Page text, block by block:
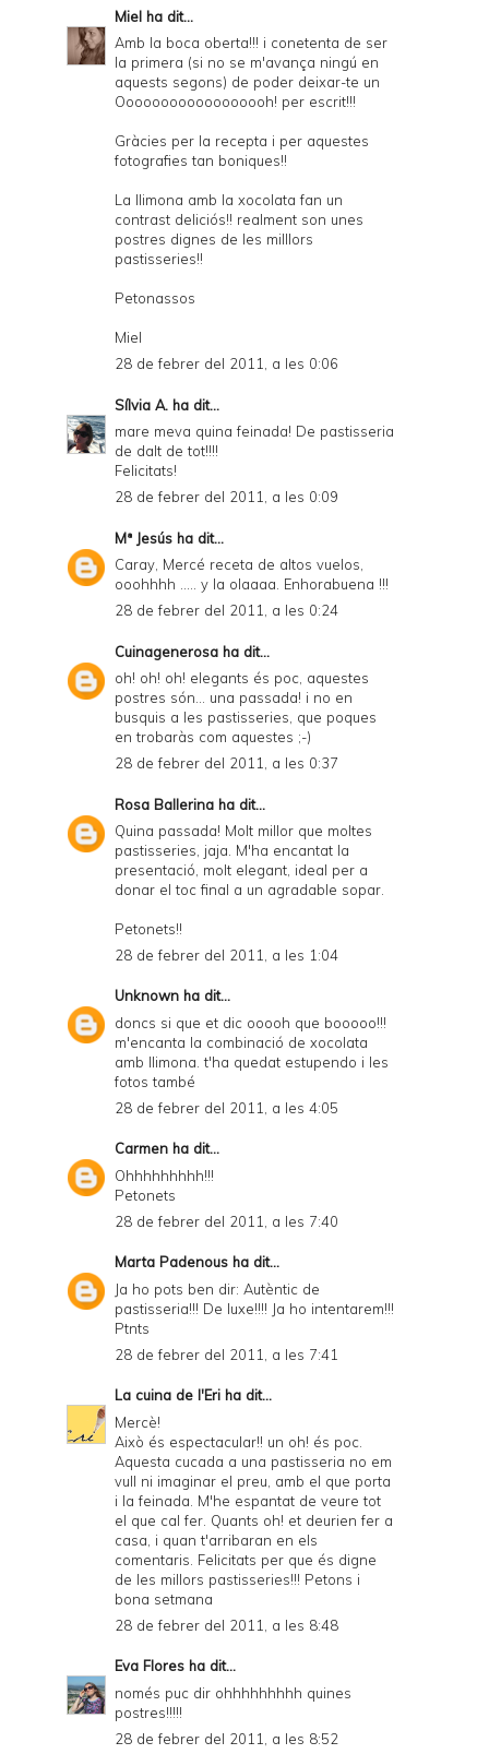
Miel ha dit...
Amb la boca oberta!!! i conetenta de ser
la primera (si no se m'avança ningú en
aquests segons) de poder deixar-te un
Oooooooooooooooooh! per escrit!!!
Gràcies per la recepta i per aquestes
fotografies tan boniques!!
La llimona amb la xocolata fan un
contrast deliciós!! realment son unes
postres dignes de les milllors
pastisseries!!
Petonassos
Miel
28 de febrer del 2011, a les 0:06
Sílvia A. ha dit...
mare meva quina feinada! De pastisseria
de dalt de tot!!!!
Felicitats!
28 de febrer del 2011, a les 0:09
Mª Jesús ha dit...
Caray, Mercé receta de altos vuelos,
ooohhhh ..... y la olaaaa. Enhorabuena !!!
28 de febrer del 2011, a les 0:24
Cuinagenerosa ha dit...
oh! oh! oh! elegants és poc, aquestes
postres són... una passada! i no en
busquis a les pastisseries, que poques
en trobaràs com aquestes ;-)
28 de febrer del 2011, a les 0:37
Rosa Ballerina ha dit...
Quina passada! Molt millor que moltes
pastisseries, jaja. M'ha encantat la
presentació, molt elegant, ideal per a
donar el toc final a un agradable sopar.
Petonets!!
28 de febrer del 2011, a les 1:04
Unknown ha dit...
doncs si que et dic ooooh que booooo!!!
m'encanta la combinació de xocolata
amb llimona. t'ha quedat estupendo i les
fotos també
28 de febrer del 2011, a les 4:05
Carmen ha dit...
Ohhhhhhhhh!!!
Petonets
28 de febrer del 2011, a les 7:40
Marta Padenous ha dit...
Ja ho pots ben dir: Autèntic de
pastisseria!!! De luxe!!!! Ja ho intentarem!!!
Ptnts
28 de febrer del 2011, a les 7:41
La cuina de l'Eri ha dit...
Mercè!
Això és espectacular!! un oh! és poc.
Aquesta cucada a una pastisseria no em
vull ni imaginar el preu, amb el que porta
i la feinada. M'he espantat de veure tot
el que cal fer. Quants oh! et deurien fer a
casa, i quan t'arribaran en els
comentaris. Felicitats per que és digne
de les millors pastisseries!!! Petons i
bona setmana
28 de febrer del 2011, a les 8:48
Eva Flores ha dit...
només puc dir ohhhhhhhhh quines
postres!!!!!
28 de febrer del 2011, a les 8:52